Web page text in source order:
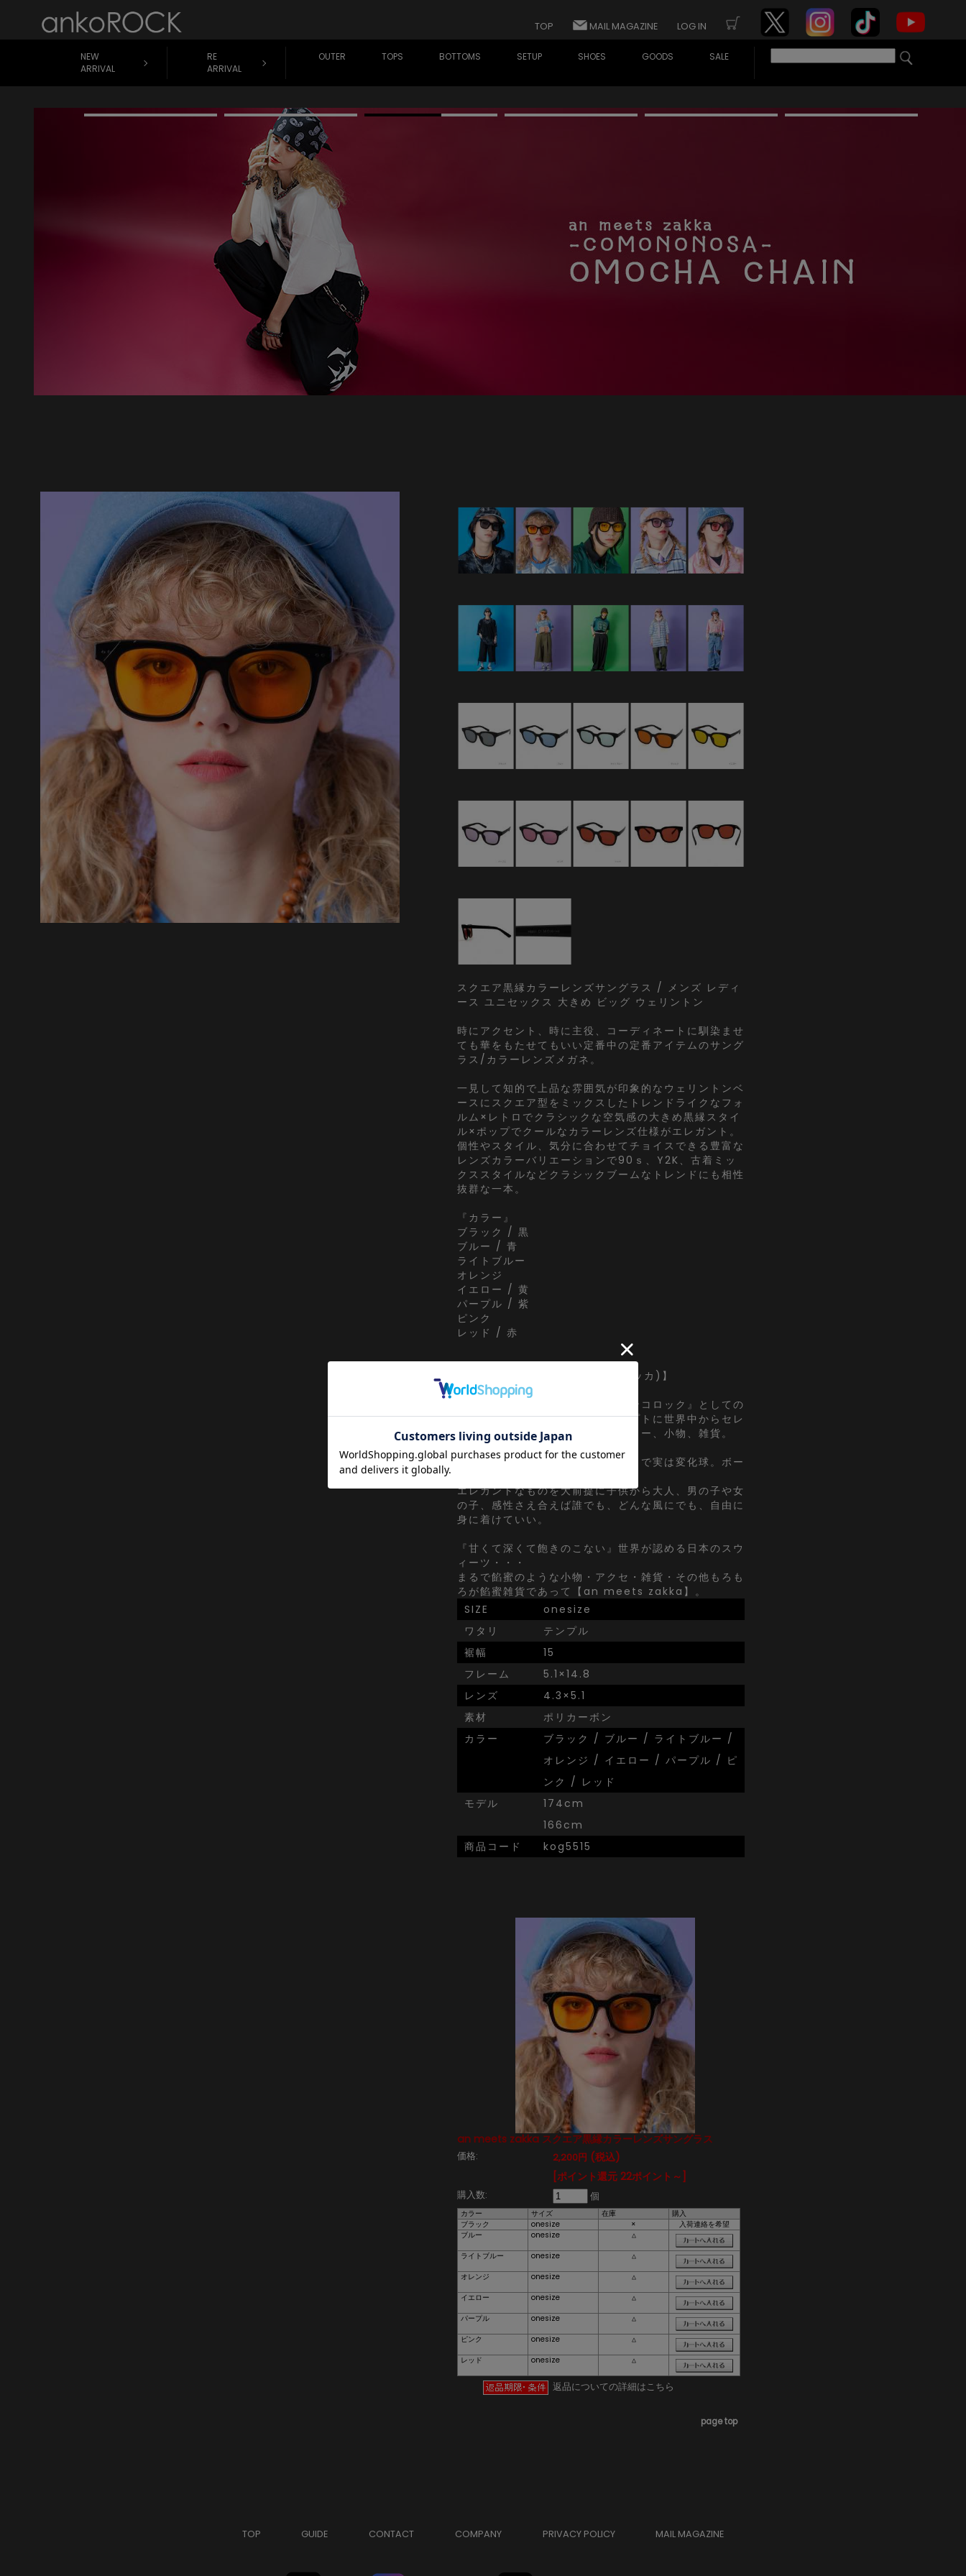
TOP MAIL MAGAZINE LOG IN
NEW
ARRIVAL
RE
ARRIVAL
OUTER TOPS BOTTOMS SETUP SHOES GOODS SALE
スクエア黒縁カラーレンズサングラス / メンズ レディ
ース ユニセックス 大きめ ビッグ ウェリントン
時にアクセント、時に主役、コーディネートに馴染ませ
ても華をもたせてもいい定番中の定番アイテムのサング
ラス/カラーレンズメガネ。
一見して知的で上品な雰囲気が印象的なウェリントンベ
ースにスクエア型をミックスしたトレンドライクなフォ
ルム×レトロでクラシックな空気感の大きめ黒縁スタイ
ル×ポップでクールなカラーレンズ仕様がエレガント。
個性やスタイル、気分に合わせてチョイスできる豊富な
レンズカラーバリエーションで90ｓ、Y2K、古着ミッ
クススタイルなどクラシックブームなトレンドにも相性
抜群な一本。
『カラー』
ブラック / 黒
ブルー / 青
ライトブルー
オレンジ
イエロー / 黄
パープル / 紫
ピンク
レッド / 赤
【an meets zakka(アンミツザッカ)】
ankoROCK meets ZAKKA・・・
アパレルブランド、服屋さん『アンコロック』としての
視点で【ユニセックス】をコンセプトに世界中からセレ
クトしたドラマチックなアクセサリー、小物、雑貨。
ヘンテコで可愛らしい。直球なようで実は変化球。ボー
エレガントなものを大前提に子供から大人、男の子や女
の子、感性さえ合えば誰でも、どんな風にでも、自由に
身に着けていい。
『甘くて深くて飽きのこない』世界が認める日本のスウ
ィーツ・・・
まるで餡蜜のような小物・アクセ・雑貨・その他もろも
ろが餡蜜雑貨であって【an meets zakka】。
SIZE
onesize
ワタリ
テンプル
裾幅
15
フレーム
5.1×14.8
レンズ
4.3×5.1
素材
ポリカーボン
カラー
ブラック / ブルー / ライトブルー /
オレンジ / イエロー / パープル / ピ
ンク / レッド
モデル
174cm
166cm
商品コード
kog5515
an meets zakka スクエア黒縁カラーレンズサングラス
価格: 2,200円 (税込)
[ポイント還元 22ポイント～]
購入数: 個
カラー サイズ 在庫
購入
ブラック
onesize ×
入荷連絡を希望
ブルー
onesize
△
ライトブルー
onesize
△
オレンジ
onesize
△
イエロー
onesize
△
パープル
onesize
△
ピンク
onesize
△
レッド
onesize △
返品についての詳細はこちら
page top
TOP GUIDE CONTACT COMPANY PRIVACY POLICY MAIL MAGAZINE